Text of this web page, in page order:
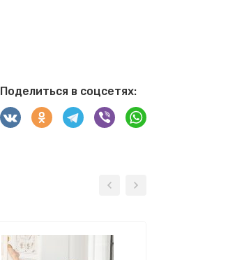
Поделиться в соцсетях: